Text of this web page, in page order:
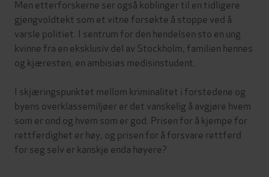
Men etterforskerne ser også koblinger til en tidligere
gjengvoldtekt som et vitne forsøkte å stoppe ved å
varsle politiet. I sentrum for den hendelsen sto en ung
kvinne fra en eksklusiv del av Stockholm, familien hennes
og kjæresten, en ambisiøs medisinstudent.
I skjæringspunktet mellom kriminalitet i forstedene og
byens overklassemiljøer er det vanskelig å avgjøre hvem
som er ond og hvem som er god. Prisen for å kjempe for
rettferdighet er høy, og prisen for å forsvare rettferd